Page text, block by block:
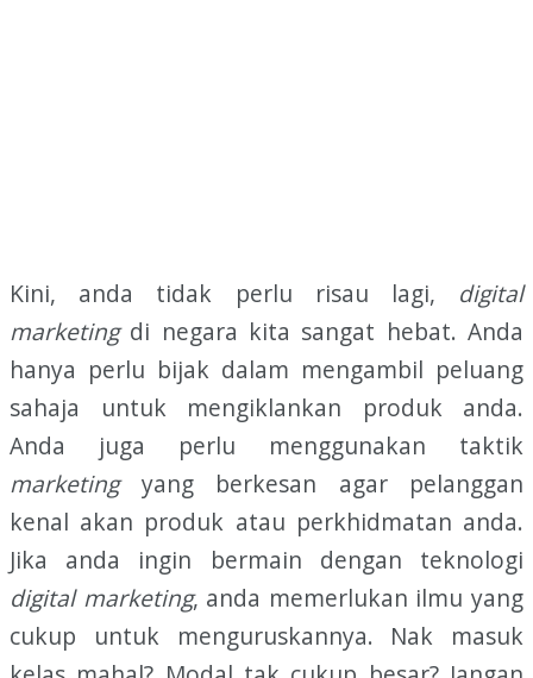
Kini, anda tidak perlu risau lagi, digital
marketingdi negara kita sangat hebat. Anda
hanya perlu bijak dalam mengambil peluang
sahaja untuk mengiklankan produk anda.
Anda juga perlu menggunakan taktik
marketingyang berkesan agar pelanggan
kenal akan produk atau perkhidmatan anda.
Jika anda ingin bermain dengan teknologi
digital marketing, anda memerlukan ilmu yang
cukup untuk menguruskannya. Nak masuk